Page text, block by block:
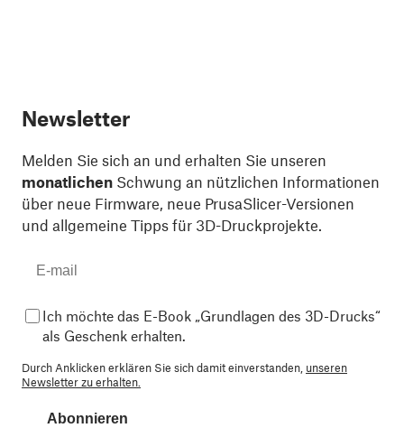
Newsletter
Melden Sie sich an und erhalten Sie unseren
monatlichen Schwung an nützlichen Informationen
über neue Firmware, neue PrusaSlicer-Versionen
und allgemeine Tipps für 3D-Druckprojekte.
Ich möchte das E-Book „Grundlagen des 3D-Drucks“
als Geschenk erhalten.
Durch Anklicken erklären Sie sich damit einverstanden, unseren
Newsletter zu erhalten.
Abonnieren